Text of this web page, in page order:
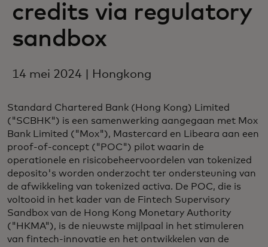
credits via regulatory
sandbox
14 mei 2024 | Hongkong
Standard Chartered Bank (Hong Kong) Limited
("SCBHK") is een samenwerking aangegaan met Mox
Bank Limited ("Mox"), Mastercard en Libeara aan een
proof-of-concept ("POC") pilot waarin de
operationele en risicobeheervoordelen van tokenized
deposito's worden onderzocht ter ondersteuning van
de afwikkeling van tokenized activa. De POC, die is
voltooid in het kader van de Fintech Supervisory
Sandbox van de Hong Kong Monetary Authority
("HKMA"), is de nieuwste mijlpaal in het stimuleren
van fintech-innovatie en het ontwikkelen van de